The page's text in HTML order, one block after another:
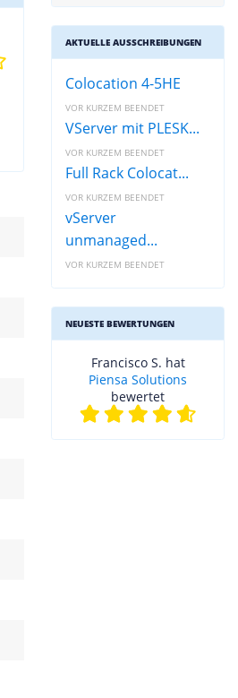
AKTUELLE AUSSCHREIBUNGEN
Colocation 4-5HE
VOR KURZEM BEENDET
VServer mit PLESK...
VOR KURZEM BEENDET
Full Rack Colocat...
VOR KURZEM BEENDET
vServer
unmanaged...
VOR KURZEM BEENDET
NEUESTE BEWERTUNGEN
Francisco S. hat
Piensa Solutions
bewertet